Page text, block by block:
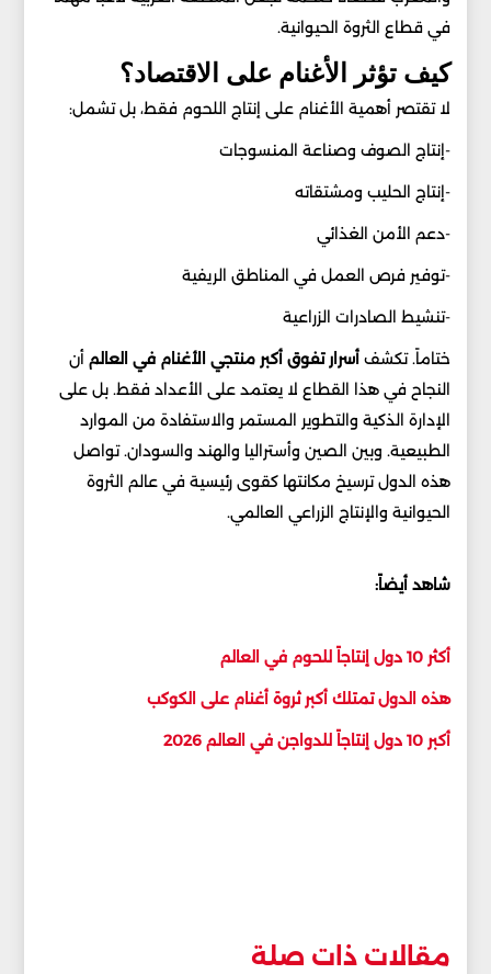
في قطاع الثروة الحيوانية.
كيف تؤثر الأغنام على الاقتصاد؟
لا تقتصر أهمية الأغنام على إنتاج اللحوم فقط، بل تشمل:
-إنتاج الصوف وصناعة المنسوجات
-إنتاج الحليب ومشتقاته
-دعم الأمن الغذائي
-توفير فرص العمل في المناطق الريفية
-تنشيط الصادرات الزراعية
ختاماً. تكشف أسرار تفوق أكبر منتجي الأغنام في العالم أن
النجاح في هذا القطاع لا يعتمد على الأعداد فقط. بل على
الإدارة الذكية والتطوير المستمر والاستفادة من الموارد
الطبيعية. وبين الصين وأستراليا والهند والسودان. تواصل
هذه الدول ترسيخ مكانتها كقوى رئيسية في عالم الثروة
الحيوانية والإنتاج الزراعي العالمي.
شاهد أيضاً:
أكثر 10 دول إنتاجاً للحوم في العالم
هذه الدول تمتلك أكبر ثروة أغنام على الكوكب
أكبر 10 دول إنتاجاً للدواجن في العالم 2026
مقالات ذات صلة